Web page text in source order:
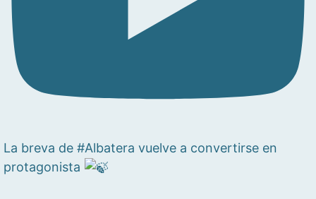
La breva de #Albatera vuelve a convertirse en
protagonista